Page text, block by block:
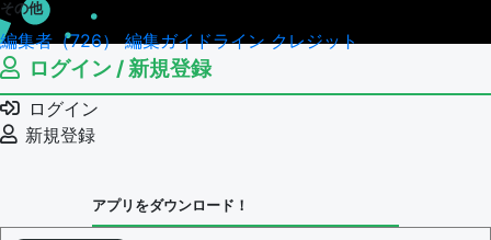
その他
編集者（726）編集ガイドラインクレジット
ログイン / 新規登録
ログイン
新規登録
アプリをダウンロード！